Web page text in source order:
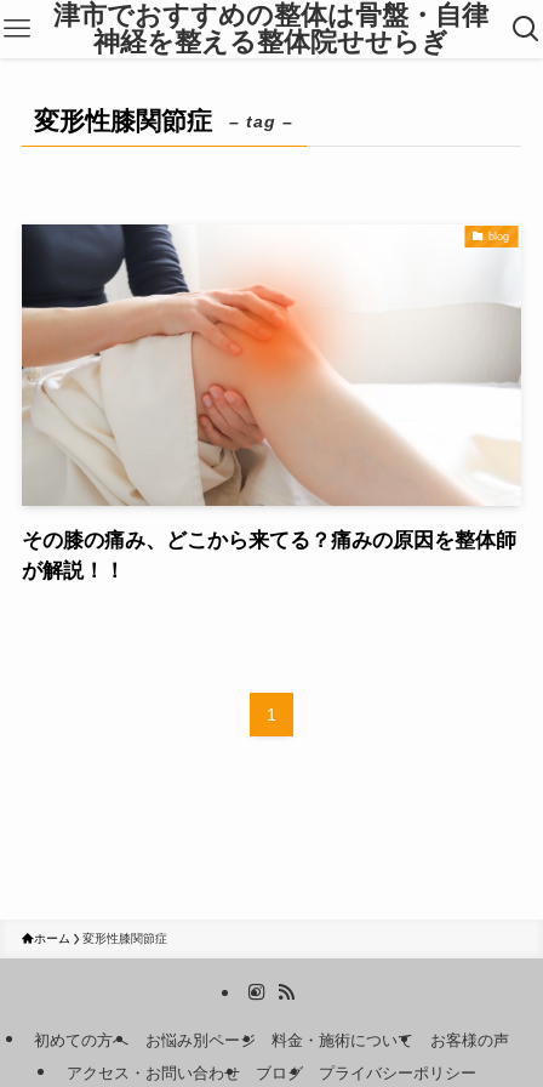
津市でおすすめの整体は骨盤・自律
神経を整える整体院せせらぎ
変形性膝関節症 – tag –
blog
その膝の痛み、どこから来てる？痛みの原因を整体師
が解説！！
1
ホーム 変形性膝関節症
初めての方へ お悩み別ページ 料金・施術について
お客様の声
アクセス・お問い合わせ
ブログ プライバシーポリシー